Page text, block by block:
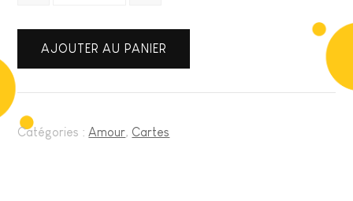
AJOUTER AU PANIER
Catégories :Amour, Cartes